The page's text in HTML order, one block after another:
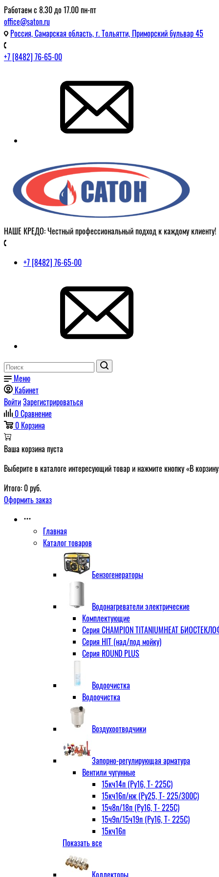
Работаем с 8.30 до 17.00 пн-пт
office@saton.ru
Россия, Самарская область, г. Тольятти, Приморский бульвар 45
+7 [8482] 76-65-00
НАШЕ КРЕДО: Честный профессиональный подход к каждому клиенту!
+7 [8482] 76-65-00
Меню
Кабинет
ВойтиЗарегистрироваться
0Сравнение
0 Корзина
Ваша корзина пуста
Выберите в каталоге интересующий товар и нажмите кнопку «В
Итого: 0руб.
Оформить заказ
Главная
Каталог товаров
Бензогенераторы
Водонагреватели электрические
Комплектующие
Серия CHAMPION TITANIUMHEAT
Серия HIT (над/под мойку)
Серия ROUND PLUS
Водоочистка
Водоочистка
Воздухоотводчики
Запорно-регулирующая арматура
Вентили чугунные
15кч14п (Ру16, Т- 225С)
15кч16п/нж (Ру25, Т- 225/300С)
15ч8п/18п (Ру16, Т- 225С)
15ч9п/15ч19п (Ру16, Т- 225С)
15кч16п
Показать все
Коллекторы